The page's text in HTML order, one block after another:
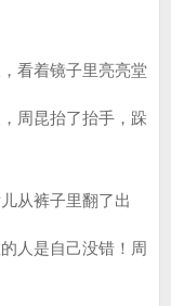
看着镜子里亮亮堂
周昆抬了抬手，跺
从裤子里翻了出
人是自己没错！周